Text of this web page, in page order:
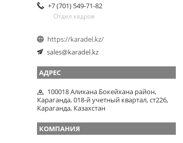
+7 (701) 549-71-82
Отдел кадров
https://karadel.kz/
sales@karadel.kz
100018 Алихана Бокейхана район,
Караганда, 018-й учетный квартал, ст226,
Караганда, Казахстан